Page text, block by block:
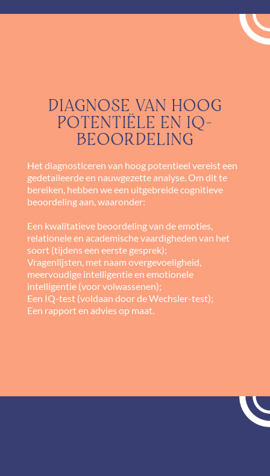
DIAGNOSE VAN HOOG
POTENTIËLE EN IQ-
BEOORDELING
Het diagnosticeren van hoog potentieel vereist een
gedetaileerde en nauwgezette analyse. Om dit te
bereiken, hebben we een uitgebreide cognitieve
beoordeling aan, waaronder:
Een kwalitatieve beoordeling van de emoties,
relationele en academische vaardigheden van het
soort (tijdens een eerste gesprek);
Vragenlijsten, met naam overgevoeligheid,
meervoudige intelligentie en emotionele
intelligentie (voor volwassenen);
Een IQ-test (voldaan door de Wechsler-test);
Een rapport en advies op maat.